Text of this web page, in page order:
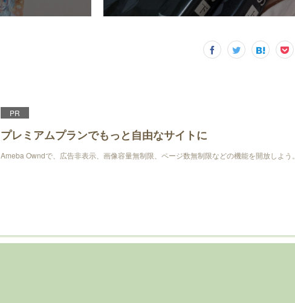
PR
プレミアムプランでもっと自由なサイトに
Ameba Owndで、広告非表示、画像容量無制限、ページ数無制限などの機能を開放しよう。